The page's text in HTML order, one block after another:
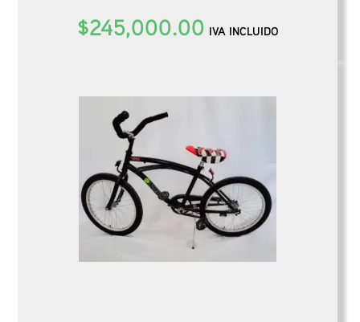
$245,000.00 IVA INCLUIDO